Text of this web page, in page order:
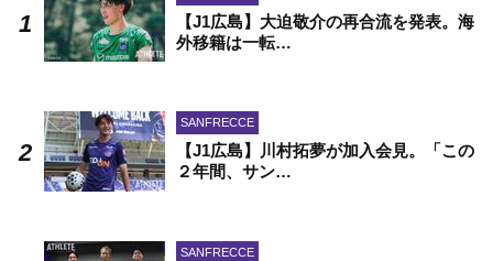
【J1広島】大迫敬介の再合流を発表。海
外移籍は一転…
SANFRECCE
【J1広島】川村拓夢が加入会見。「この
２年間、サン…
SANFRECCE